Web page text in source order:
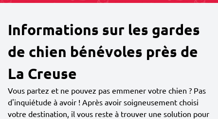
Informations sur les gardes
de chien bénévoles près de
La Creuse
Vous partez et ne pouvez pas emmener votre chien ? Pas
d'inquiétude à avoir ! Après avoir soigneusement choisi
votre destination, il vous reste à trouver une solution pour